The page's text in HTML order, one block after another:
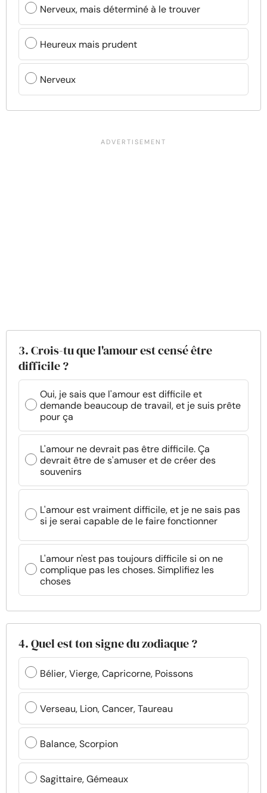
Nerveux, mais déterminé à le trouver
Heureux mais prudent
Nerveux
3. Crois-tu que l'amour est censé être
difficile ?
Oui, je sais que l'amour est difficile et
demande beaucoup de travail, et je suis prête
pour ça
L'amour ne devrait pas être difficile. Ça
devrait être de s'amuser et de créer des
souvenirs
L'amour est vraiment difficile, et je ne sais pas
si je serai capable de le faire fonctionner
L'amour n'est pas toujours difficile si on ne
complique pas les choses. Simplifiez les
choses
4. Quel est ton signe du zodiaque ?
Bélier, Vierge, Capricorne, Poissons
Verseau, Lion, Cancer, Taureau
Balance, Scorpion
Sagittaire, Gémeaux